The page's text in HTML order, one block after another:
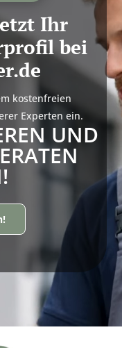
Ihr
bei
UND
kostenfreien
Experten ein.